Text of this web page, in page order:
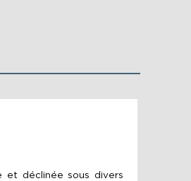
et déclinée sous divers